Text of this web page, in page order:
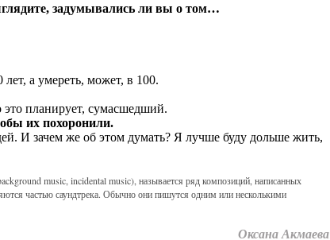
задумывались ли вы о том…
а умереть, может, в 100.
планирует, сумасшедший.
их похоронили.
И зачем же об этом думать? Я лучше буду дольше жить,
music, incidental music), называется ряд композиций, написанных
частью саундтрека. Обычно они пишутся одним или несколькими
Оксана Акмаева